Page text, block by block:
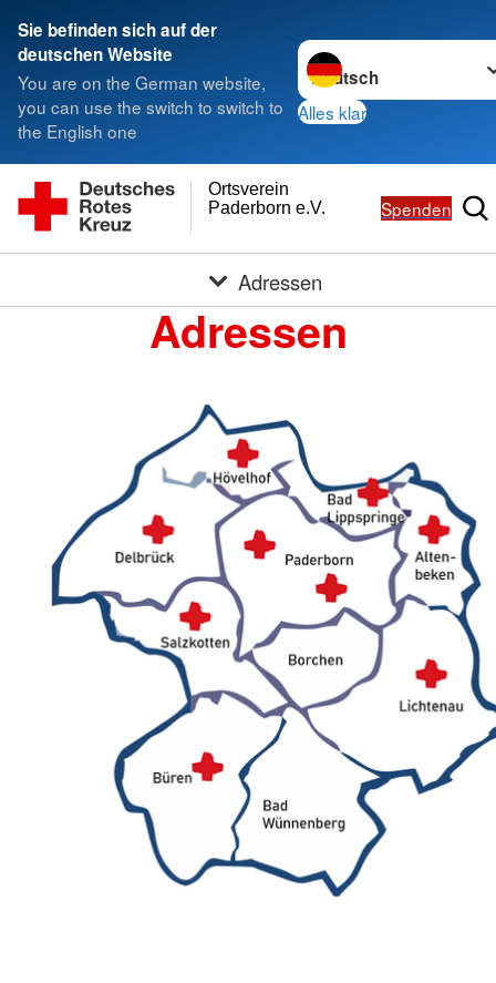
Sie befinden sich auf der
deutschen Website
You are on the German website,
you can use the switch to switch to
the English one
Sprache wechseln zu
Alles klar
Paderborn e.V.
Ortsverein
Spenden
Adressen
Adressen